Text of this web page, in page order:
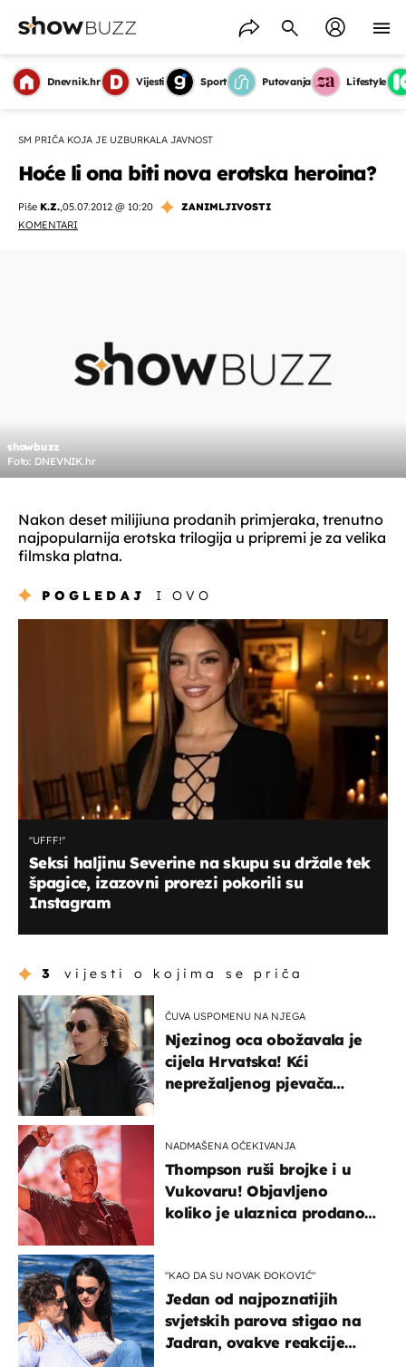
Dnevnik.hr Vijesti Sport Putovanja Lifestyle
SM PRIČA KOJA JE UZBURKALA JAVNOST
Hoće li ona biti nova erotska heroina?
Piše K.Z.,05.07.2012 @ 10:20
ZANIMLJIVOSTI
KOMENTARI
showbuzz
Foto: DNEVNIK.hr
Nakon deset milijiuna prodanih primjeraka, trenutno
najpopularnija erotska trilogija u pripremi je za velika
filmska platna.
POGLEDAJ I OVO
''UFFF!''
Seksi haljinu Severine na skupu su držale tek
špagice, izazovni prorezi pokorili su
Instagram
3 vijesti o kojima se priča
ČUVA USPOMENU NA NJEGA
Njezinog oca obožavala je
cijela Hrvatska! Kći
neprežaljenog pjevača
NADMAŠENA OČEKIVANJA
Thompson ruši brojke i u
Vukovaru! Objavljeno
koliko je ulaznica prodano
"KAO DA SU NOVAK ĐOKOVIĆ"
Jedan od najpoznatijih
svjetskih parova stigao na
Jadran, ovakve reakcije
OMOGUĆI OBAVIJESTI